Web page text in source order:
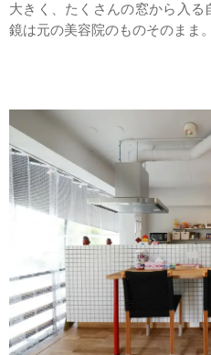
大きく、たくさんの窓から入る
鏡は元の美容院のものそのまま。